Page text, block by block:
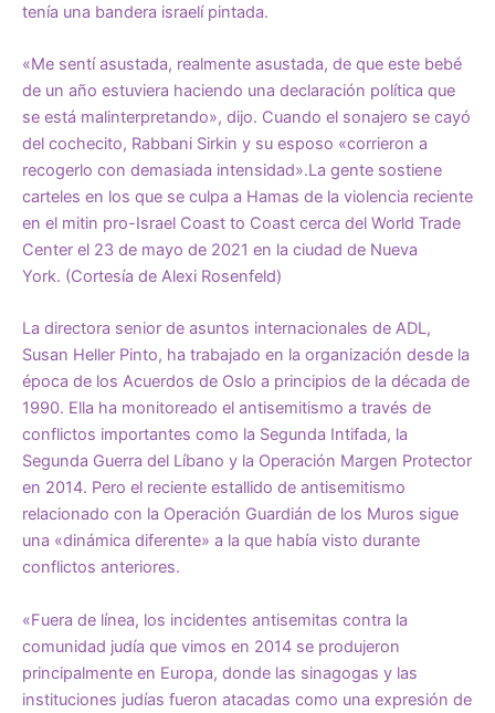
tenía una bandera israelí pintada.
«Me sentí asustada, realmente asustada, de que este bebé
de un año estuviera haciendo una declaración política que
se está malinterpretando», dijo. Cuando el sonajero se cayó
del cochecito, Rabbani Sirkin y su esposo «corrieron a
recogerlo con demasiada intensidad».La gente sostiene
carteles en los que se culpa a Hamas de la violencia reciente
en el mitin pro-Israel Coast to Coast cerca del World Trade
Center el 23 de mayo de 2021 en la ciudad de Nueva
York. (Cortesía de Alexi Rosenfeld)
La directora senior de asuntos internacionales de ADL,
Susan Heller Pinto, ha trabajado en la organización desde la
época de los Acuerdos de Oslo a principios de la década de
1990. Ella ha monitoreado el antisemitismo a través de
conflictos importantes como la Segunda Intifada, la
Segunda Guerra del Líbano y la Operación Margen Protector
en 2014. Pero el reciente estallido de antisemitismo
relacionado con la Operación Guardián de los Muros sigue
una «dinámica diferente» a la que había visto durante
conflictos anteriores.
«Fuera de línea, los incidentes antisemitas contra la
comunidad judía que vimos en 2014 se produjeron
principalmente en Europa, donde las sinagogas y las
instituciones judías fueron atacadas como una expresión de